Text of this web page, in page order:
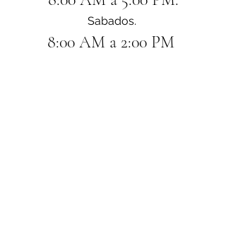
Sabados.
8:00 AM a 2:00 PM